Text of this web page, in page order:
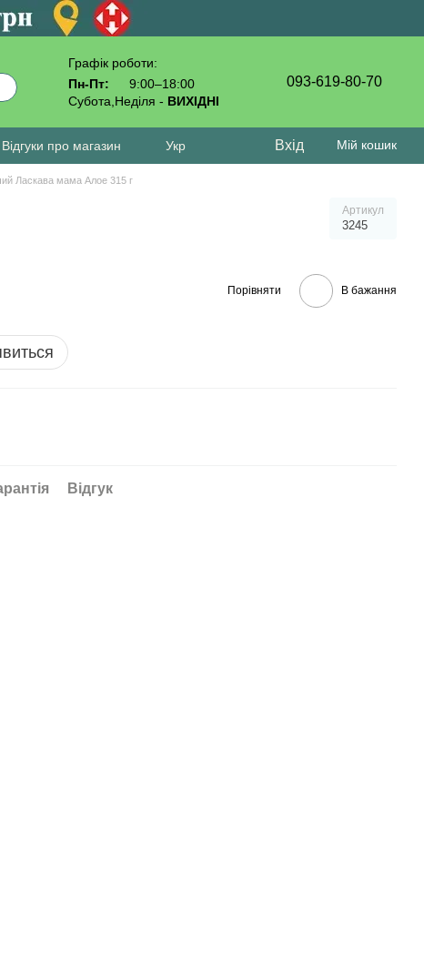
Графік роботи:
Пн-Пт:
9:00–18:00
Субота,Неділя - ВИХІДНІ
093-619-80-70
Відгуки про магазин Укр Вхід Мій кошик
Ласкава мама Алое 315 г
Артикул
3245
Порівняти В бажання
Відгук